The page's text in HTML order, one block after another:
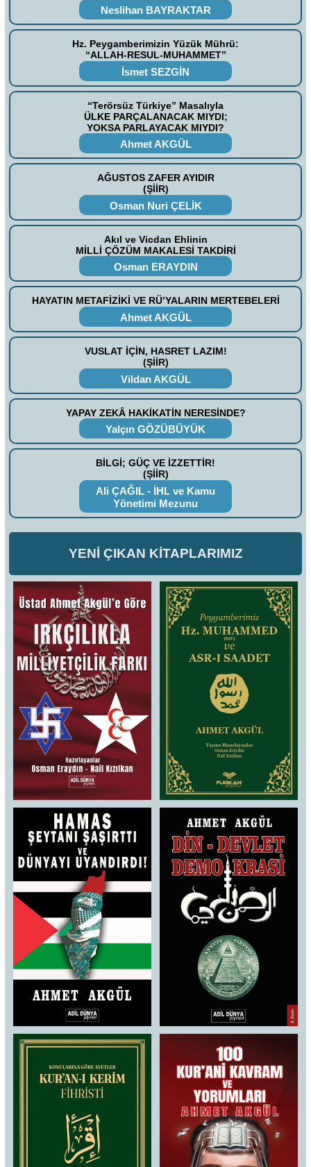
Neslihan BAYRAKTAR
Hz. Peygamberimizin Yüzük Mührü:
“ALLAH-RESUL-MUHAMMET”
İsmet SEZGİN
“Terörsüz Türkiye” Masalıyla
ÜLKE PARÇALANACAK MIYDI;
YOKSA PARLAYACAK MIYDI?
Ahmet AKGÜL
AĞUSTOS ZAFER AYIDIR
(ŞİİR)
Osman Nuri ÇELİK
Akıl ve Vicdan Ehlinin
MİLLİ ÇÖZÜM MAKALESİ TAKDİRİ
Osman ERAYDIN
HAYATIN METAFİZİKİ VE RÜ’YALARIN MERTEBELERİ
Ahmet AKGÜL
VUSLAT İÇİN, HASRET LAZIM!
(ŞİİR)
Vildan AKGÜL
YAPAY ZEKÂ HAKİKATİN NERESİNDE?
Yalçın GÖZÜBÜYÜK
BİLGİ; GÜÇ VE İZZETTİR!
(ŞİİR)
Ali ÇAĞIL - İHL ve Kamu
Yönetimi Mezunu
YENİ ÇIKAN KİTAPLARIMIZ